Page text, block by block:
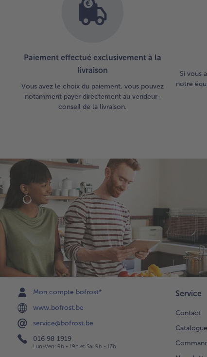
Paiement effectué exclusivement à la
livraison
Vous avez le choix du paiement, vous pouvez
notamment payer directement au vendeur-
conseil de la livraison.
Si vous
notre
Mon compte bofrost*
www.bofrost.be
service@bofrost.be
016 98 1919
Lun-Ven: 9h - 19h et Sa: 9h - 13h
Service
Contact